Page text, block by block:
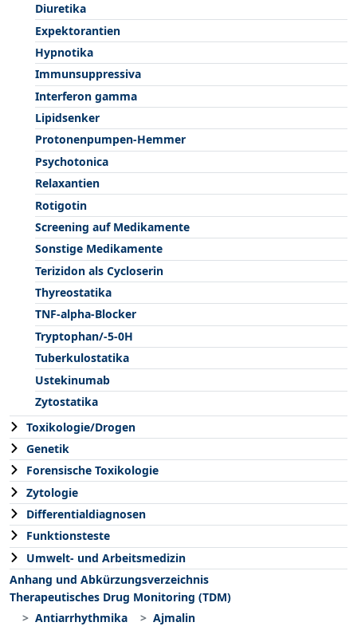
Diuretika
Expektorantien
Hypnotika
Immunsuppressiva
Interferon gamma
Lipidsenker
Protonenpumpen-Hemmer
Psychotonica
Relaxantien
Rotigotin
Screening auf Medikamente
Sonstige Medikamente
Terizidon als Cycloserin
Thyreostatika
TNF-alpha-Blocker
Tryptophan/-5-0H
Tuberkulostatika
Ustekinumab
Zytostatika
Toxikologie/Drogen
Genetik
Forensische Toxikologie
Zytologie
Differentialdiagnosen
Funktionsteste
Umwelt- und Arbeitsmedizin
Anhang und Abkürzungsverzeichnis
Therapeutisches Drug Monitoring (TDM)
Antiarrhythmika
Ajmalin